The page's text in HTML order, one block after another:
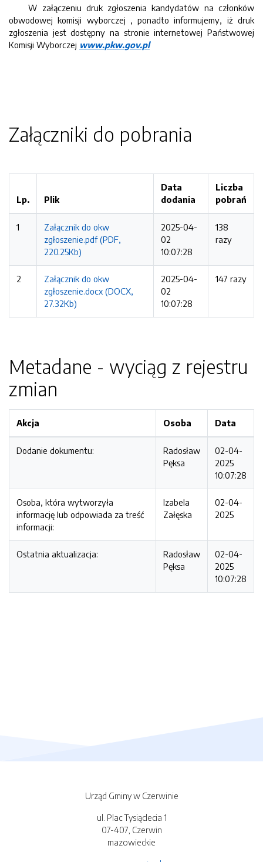
W załączeniu druk zgłoszenia kandydatów na członków
obwodowej komisji wyborczej , ponadto informujemy, iż druk
zgłoszenia jest dostępny na stronie internetowej Państwowej
Komisji Wyborczej www.pkw.gov.pl
Załączniki do pobrania
Lp. Plik
Data
dodania
Liczba
pobrań
1
Załącznik do okw
zgłoszenie.pdf (PDF,
220.25Kb)
2025-04-
02
10:07:28
138
razy
2
Załącznik do okw
zgłoszenie.docx (DOCX,
27.32Kb)
2025-04-
02
10:07:28
147 razy
Metadane - wyciąg z rejestru
zmian
Akcja Osoba Data
Dodanie dokumentu:
Radosław
Pęksa
02-04-
2025
10:07:28
Osoba, która wytworzyła
informację lub odpowiada za treść
informacji:
Izabela
Załęska
02-04-
2025
Ostatnia aktualizacja:
Radosław
Pęksa
02-04-
2025
10:07:28
Urząd Gminy w Czerwinie
ul. Plac Tysiąclecia 1
07-407, Czerwin
mazowieckie